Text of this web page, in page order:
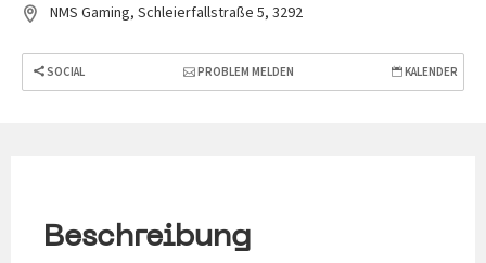
NMS Gaming, Schleierfallstraße 5, 3292
SOCIAL PROBLEM MELDEN KALENDER
Beschreibung